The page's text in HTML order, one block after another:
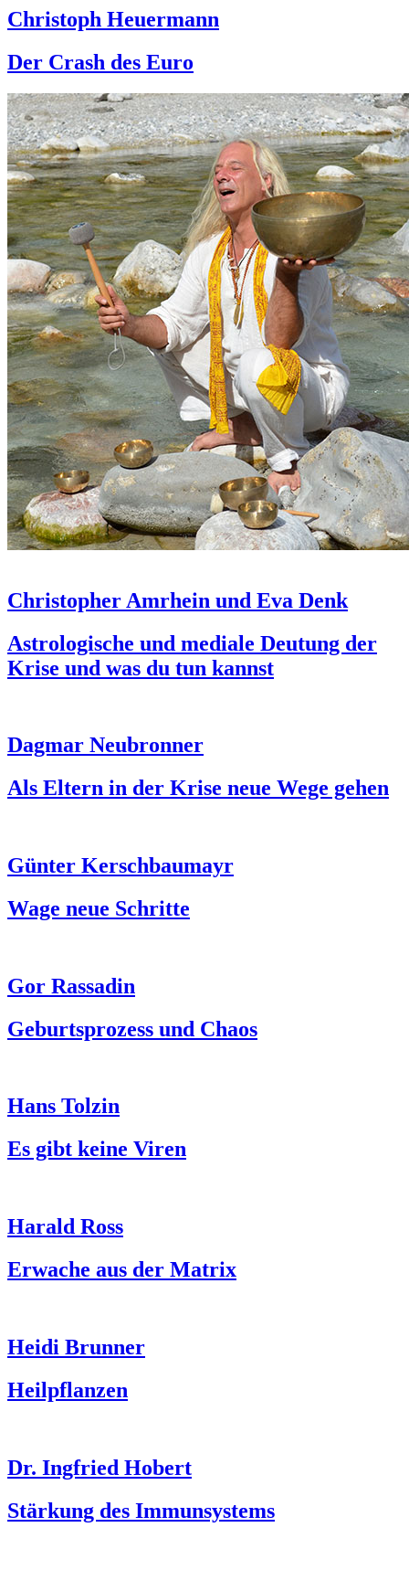
Christoph Heuermann
Der Crash des Euro
Christopher Amrhein und Eva Denk
Astrologische und mediale Deutung der
Krise und was du tun kannst
Dagmar Neubronner
Als Eltern in der Krise neue Wege gehen
Günter Kerschbaumayr
Wage neue Schritte
Gor Rassadin
Geburtsprozess und Chaos
Hans Tolzin
Es gibt keine Viren
Harald Ross
Erwache aus der Matrix
Heidi Brunner
Heilpflanzen
Dr. Ingfried Hobert
Stärkung des Immunsystems